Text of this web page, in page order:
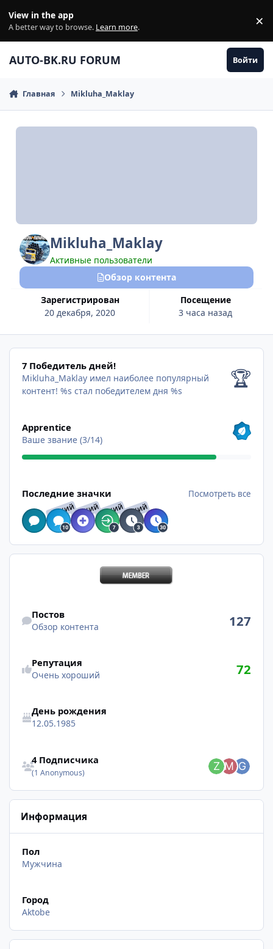
View in the app
A better way to browse. Learn more. ×
AUTO-BK.RU FORUM Войти
Главная Mikluha_Maklay
Mikluha_Maklay
Активные пользователи
Зарегистрирован
20 декабря, 2020
Посещение
3 часа назад
Обзор контента
7 Победитель дней!
7 Победитель дней!
Mikluha_Maklay имел наиболее популярный
контент! %s стал победителем дня %s 🏆
Apprentice
Ваше звание (3/14)
Последние значки Посмотреть все
РЕДКИЙРЕДКИЙРЕДКИЙРЕДКИЙ
Постов
Обзор контента 127
Репутация
Очень хороший 72
День рождения
12.05.1985
4 Подписчика
(1 Anonymous)
Информация
Пол
Мужчина
Город
Aktobe